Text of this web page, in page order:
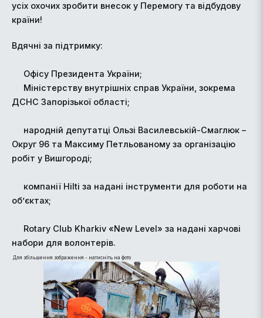
усіх охочих зробити внесок у Перемогу та відбудову
країни!
Вдячні за підтримку:
Офісу Президента України;
Міністерству внутрішніх справ України, зокрема
ДСНС Запорізької області;
народній депутатці Ользі Василевській-Смаглюк –
Округ 96 та Максиму Петльованому за організацію
робіт у Вишгороді;
компанії Hilti за надані інструменти для роботи на
об’єктах;
Rotary Club Kharkiv «New Level» за надані харчові
набори для волонтерів.
Для збільшення зображення - натисніть на фото